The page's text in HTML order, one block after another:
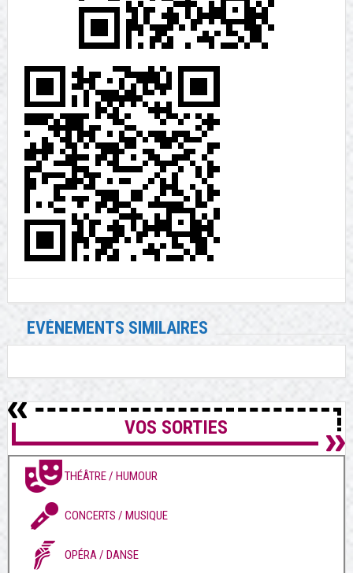
EVÉNEMENTS SIMILAIRES
VOS SORTIES
THÉÂTRE / HUMOUR
CONCERTS / MUSIQUE
OPÉRA / DANSE